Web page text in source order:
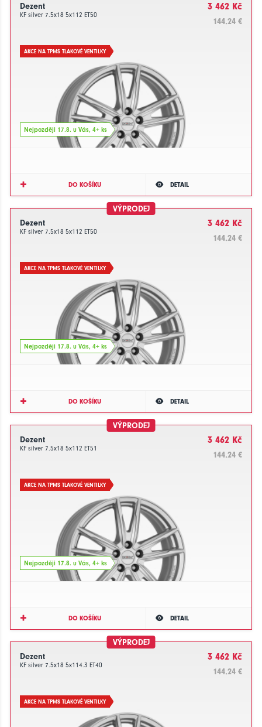
Dezent
KF silver 7.5x18 5x112 ET50
3 462 Kč
144.24 €
AKCE NA TPMS TLAKOVÉ VENTILKY
Nejpozději 17.8. u Vás, 4+ ks
DO KOŠÍKU DETAIL
VÝPRODEJ
Dezent
KF silver 7.5x18 5x112 ET50
3 462 Kč
144.24 €
AKCE NA TPMS TLAKOVÉ VENTILKY
Nejpozději 17.8. u Vás, 4+ ks
DO KOŠÍKU DETAIL
VÝPRODEJ
Dezent
KF silver 7.5x18 5x112 ET51
3 462 Kč
144.24 €
AKCE NA TPMS TLAKOVÉ VENTILKY
Nejpozději 17.8. u Vás, 4+ ks
DO KOŠÍKU DETAIL
VÝPRODEJ
Dezent
KF silver 7.5x18 5x114.3 ET40
3 462 Kč
144.24 €
AKCE NA TPMS TLAKOVÉ VENTILKY